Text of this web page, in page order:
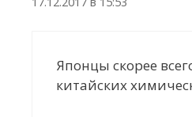
Японцы скорее
китайских